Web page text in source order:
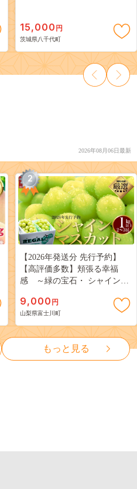
15,000 円
茨城県八千代町
2026年08月06日最新
2
【2026年発送分 先行予約】
【高評価多数】頬張る幸福
感 ～緑の宝石・ シャインマ
３房） フルーツ 山梨県産 果
物 くだもの シャイン マスカ
ット ぶどう ブドウ 葡萄 大粒
種なし 先行予約 富士川町
10000円 一万円 9000円 九千円
9,000 円
山梨県富士川町
もっと見る